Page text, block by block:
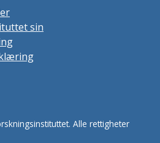
sin
Alle rettigheter